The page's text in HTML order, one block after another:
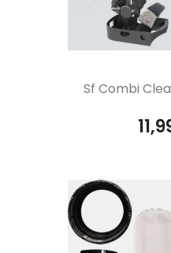

Sf Combi